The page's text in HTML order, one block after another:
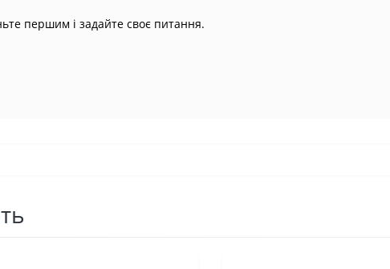
першим і задайте своє питання.